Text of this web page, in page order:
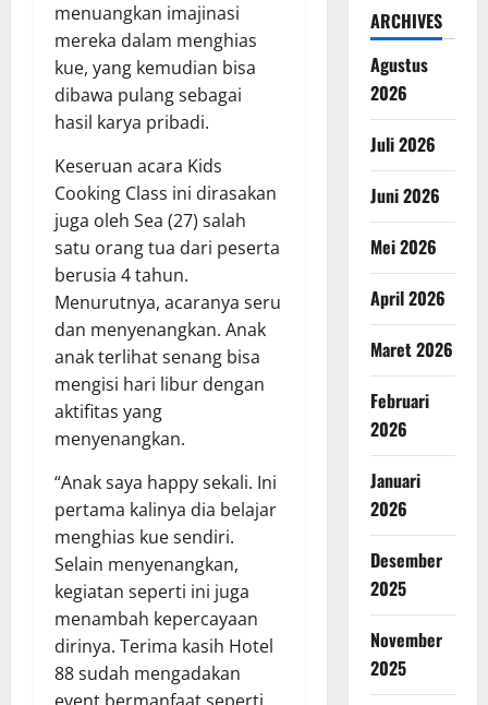
menuangkan imajinasi
mereka dalam menghias
kue, yang kemudian bisa
dibawa pulang sebagai
hasil karya pribadi.
Keseruan acara Kids
Cooking Class ini dirasakan
juga oleh Sea (27) salah
satu orang tua dari peserta
berusia 4 tahun.
Menurutnya, acaranya seru
dan menyenangkan. Anak
anak terlihat senang bisa
mengisi hari libur dengan
aktifitas yang
menyenangkan.
“Anak saya happy sekali. Ini
pertama kalinya dia belajar
menghias kue sendiri.
Selain menyenangkan,
kegiatan seperti ini juga
menambah kepercayaan
dirinya. Terima kasih Hotel
88 sudah mengadakan
ARCHIVES
Agustus
2026
Juli 2026
Juni 2026
Mei 2026
April 2026
Maret 2026
Februari
2026
Januari
2026
Desember
2025
November
2025